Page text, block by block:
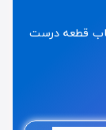
قطعه درست